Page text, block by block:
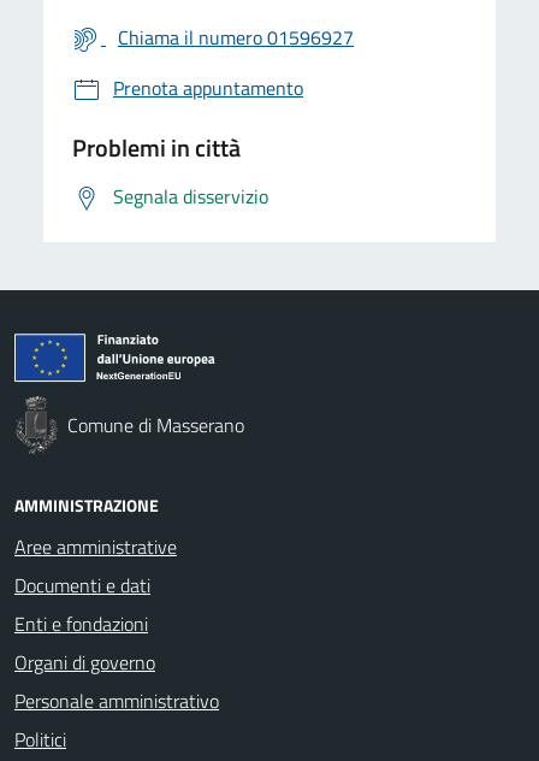
Chiama il numero 01596927
Prenota appuntamento
Problemi in città
Segnala disservizio
Comune di Masserano
AMMINISTRAZIONE
Aree amministrative
Documenti e dati
Enti e fondazioni
Organi di governo
Personale amministrativo
Politici